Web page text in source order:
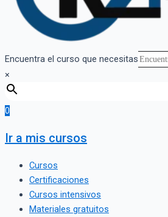
Encuentra el curso que necesitas
×
0
Ir a mis cursos
Cursos
Certificaciones
Cursos intensivos
Materiales gratuitos